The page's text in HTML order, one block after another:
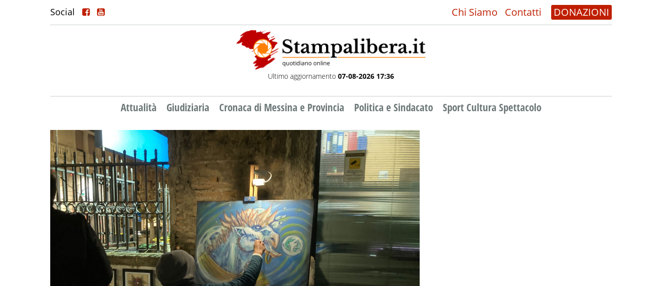
Social Chi Siamo Contatti DONAZIONI
Ultimo aggiornamento 07-08-2026 17:36
Attualità Giudiziaria Cronaca di Messina e Provincia Politica e Sindacato Sport Cultura Spettacolo